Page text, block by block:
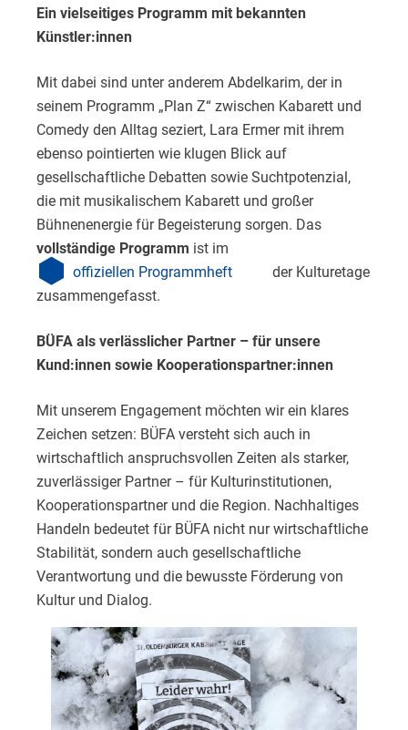
Ein vielseitiges Programm mit bekannten
Künstler:innen
Mit dabei sind unter anderem Abdelkarim, der in
seinem Programm „Plan Z“ zwischen Kabarett und
Comedy den Alltag seziert, Lara Ermer mit ihrem
ebenso pointierten wie klugen Blick auf
gesellschaftliche Debatten sowie Suchtpotenzial,
die mit musikalischem Kabarett und großer
Bühnenenergie für Begeisterung sorgen. Das
vollständige Programm ist im
offiziellen Programmheft
der Kulturetage
zusammengefasst.
BÜFA als verlässlicher Partner – für unsere
Kund:innen sowie Kooperationspartner:innen
Mit unserem Engagement möchten wir ein klares
Zeichen setzen: BÜFA versteht sich auch in
wirtschaftlich anspruchsvollen Zeiten als starker,
zuverlässiger Partner – für Kulturinstitutionen,
Kooperationspartner und die Region. Nachhaltiges
Handeln bedeutet für BÜFA nicht nur wirtschaftliche
Stabilität, sondern auch gesellschaftliche
Verantwortung und die bewusste Förderung von
Kultur und Dialog.